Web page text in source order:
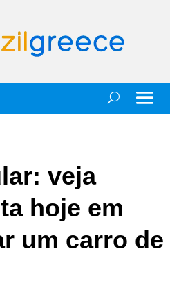
veja
hoje em
um carro de